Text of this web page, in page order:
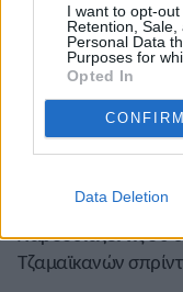
I want to opt-out
Retention,
Personal Data
Purposes for
Opted In
CONFIRM
Data Deletion
πολύ στο δίκαιο
ήμουν υπερβολικά
λειτουργούσε με
κάτοχος του
πρωταθλήτρια,
Days Afire: Inside
παρουσιάζει τις 50
Τζαμαϊκανών